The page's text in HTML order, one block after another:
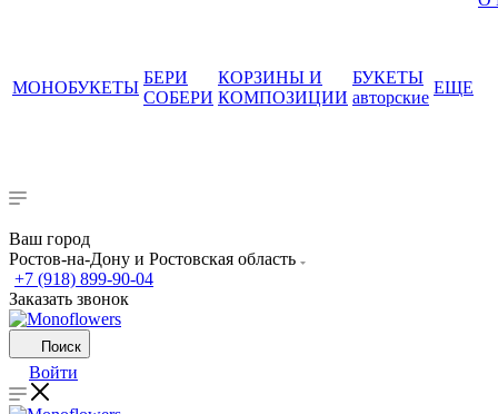
МОНОБУКЕТЫ
БЕРИ
СОБЕРИ
КОРЗИНЫ И
КОМПОЗИЦИИ
БУКЕТЫ
авторские
ЕЩЕ
Ваш город
Ростов-на-Дону и Ростовская область
+7 (918) 899-90-04
Заказать звонок
Поиск
Войти